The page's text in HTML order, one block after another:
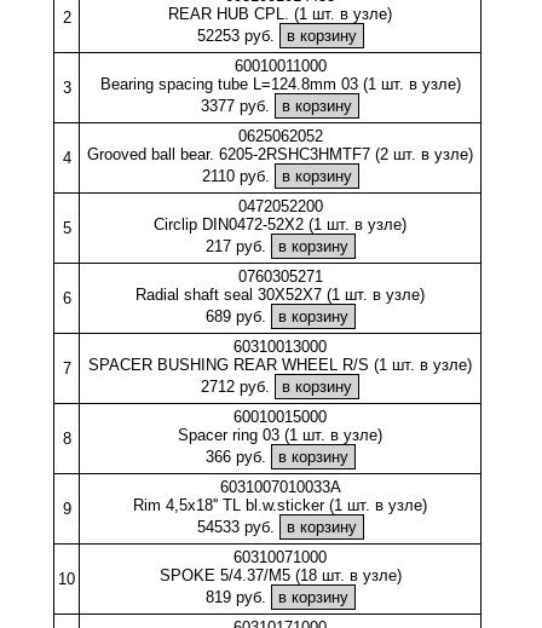
2
REAR HUB CPL. (1 шт. в узле)
52253 руб.
3
60010011000
Bearing spacing tube L=124.8mm 03 (1 шт. в узле)
3377 руб.
4
0625062052
Grooved ball bear. 6205-2RSHC3HMTF7 (2 шт. в узле)
2110 руб.
5
0472052200
Circlip DIN0472-52X2 (1 шт. в узле)
217 руб.
6
0760305271
Radial shaft seal 30X52X7 (1 шт. в узле)
689 руб.
7
60310013000
SPACER BUSHING REAR WHEEL R/S (1 шт. в узле)
2712 руб.
8
60010015000
Spacer ring 03 (1 шт. в узле)
366 руб.
9
6031007010033A
Rim 4,5x18'' TL bl.w.sticker (1 шт. в узле)
54533 руб.
10
60310071000
SPOKE 5/4.37/M5 (18 шт. в узле)
819 руб.